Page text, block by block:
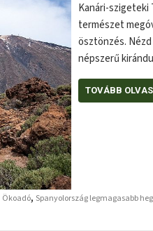
Kanári-szigeteki
természet
ösztönzés.
népszerű
TOVÁBB
Ökoadó, Spanyolország legmagasabb